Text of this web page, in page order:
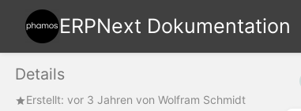
ERPNext Dokumentation
Details
Erstellt: vor 3 Jahren von Wolfram Schmidt